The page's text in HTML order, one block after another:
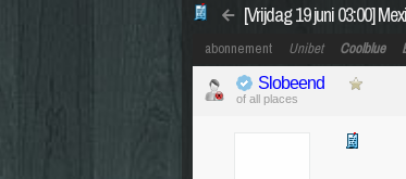
[Vrijdag 19 juni 03:00]
abonnement Unibet Coolblue
Slobeend
of all places